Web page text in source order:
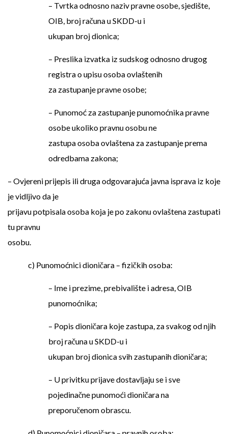
– Tvrtka odnosno naziv pravne osobe, sjedište,
OIB, broj računa u SKDD-u i
ukupan broj dionica;
– Preslika izvatka iz sudskog odnosno drugog
registra o upisu osoba ovlaštenih
za zastupanje pravne osobe;
– Punomoć za zastupanje punomoćnika pravne
osobe ukoliko pravnu osobu ne
zastupa osoba ovlaštena za zastupanje prema
odredbama zakona;
– Ovjereni prijepis ili druga odgovarajuća javna isprava iz koje
je vidljivo da je
prijavu potpisala osoba koja je po zakonu ovlaštena zastupati
tu pravnu
osobu.
c) Punomoćnici dioničara – fizičkih osoba:
– Ime i prezime, prebivalište i adresa, OIB
punomoćnika;
– Popis dioničara koje zastupa, za svakog od njih
broj računa u SKDD-u i
ukupan broj dionica svih zastupanih dioničara;
– U privitku prijave dostavljaju se i sve
pojedinačne punomoći dioničara na
preporučenom obrascu.